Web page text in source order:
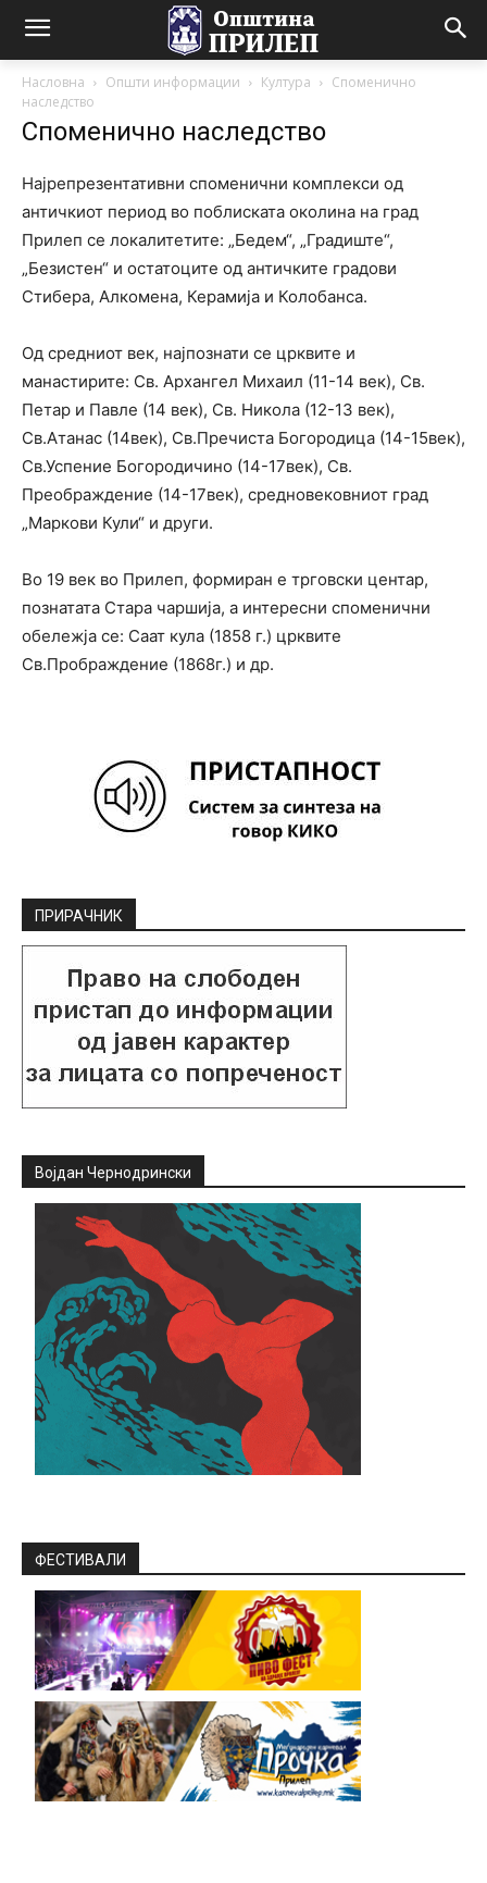
Насловна Општи информации Култура
Споменично
наследство
Споменично наследство
Најрепрезентативни споменични комплекси од
античкиот период во поблиската околина на град
Прилеп се локалитетите: „Бедем“, „Градиште“,
„Безистен“ и остатоците од античките градови
Стибера, Алкомена, Керамија и Колобанса.
Од средниот век, најпознати се црквите и
манастирите: Св. Архангел Михаил (11-14 век), Св.
Петар и Павле (14 век), Св. Никола (12-13 век),
Св.Атанас (14век), Св.Пречиста Богородица (14-15век),
Св.Успение Богородичино (14-17век), Св.
Преображдение (14-17век), средновековниот град
„Маркови Кули“ и други.
Во 19 век во Прилеп, формиран е трговски центар,
познатата Стара чаршија, а интересни споменични
обележја се: Саат кула (1858 г.) црквите
Св.Прображдение (1868г.) и др.
ПРИРАЧНИК
Војдан Чернодрински
ФЕСТИВАЛИ